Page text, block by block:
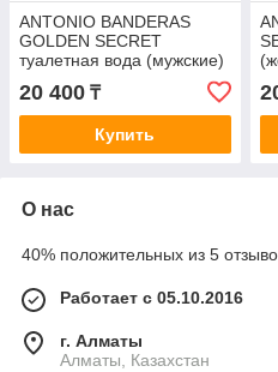
ANTONIO BANDERAS
GOLDEN SECRET
туалетная вода (мужские)
20 400 ₸
Купить
О нас
40% положительных из 5
Работает с 05.10.2016
г. Алматы
Алматы, Казахстан